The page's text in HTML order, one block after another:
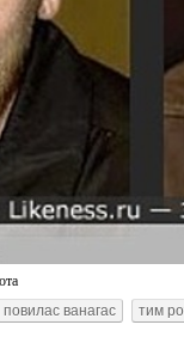
повилас ванагас
тим